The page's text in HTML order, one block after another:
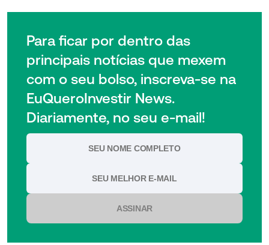
Para ficar por dentro das
principais notícias que mexem
com o seu bolso, inscreva-se na
EuQueroInvestir News.
Diariamente, no seu e-mail!
ASSINAR